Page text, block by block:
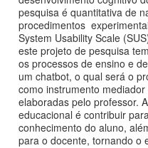
pesquisa é quantitativa de
procedimentos
System Usability Scale
este projeto de pesquisa
os processos de ensino e
um chatbot, o qual será o
como instrumento
elaboradas pelo professor.
educacional é contribuir
conhecimento do aluno,
para o docente, tornando o